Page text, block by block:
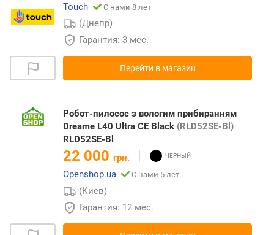
Touch
С нами 8 лет
(Днепр)
Гарантия: 3 мес.
Перейти в магазин
Робот-пилосос з вологим прибиранням
Dreame L40 Ultra CE Black (RLD52SE-Bl)
RLD52SE-Bl
22 000 грн.
Openshop.ua
С нами 5 лет
(Киев)
Гарантия: 12 мес.